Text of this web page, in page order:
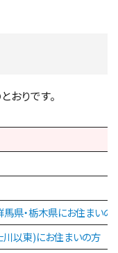
おりです。
馬県・栃木県にお住まいの
川以東)にお住まいの方